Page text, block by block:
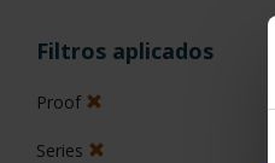
Filtros aplicados
Proof
Series